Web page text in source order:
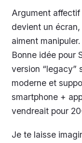
Argument
devient un
aiment
Bonne idée pour
version “legacy”
moderne et
smartphone +
vendreait pour
Je te laisse